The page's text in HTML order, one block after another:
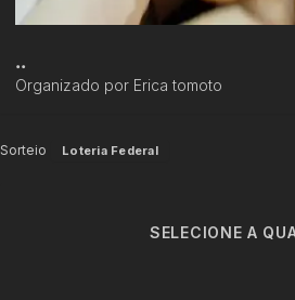
..
Organizado por Erica tomoto
Sorteio Loteria Federal
SELECIONE A